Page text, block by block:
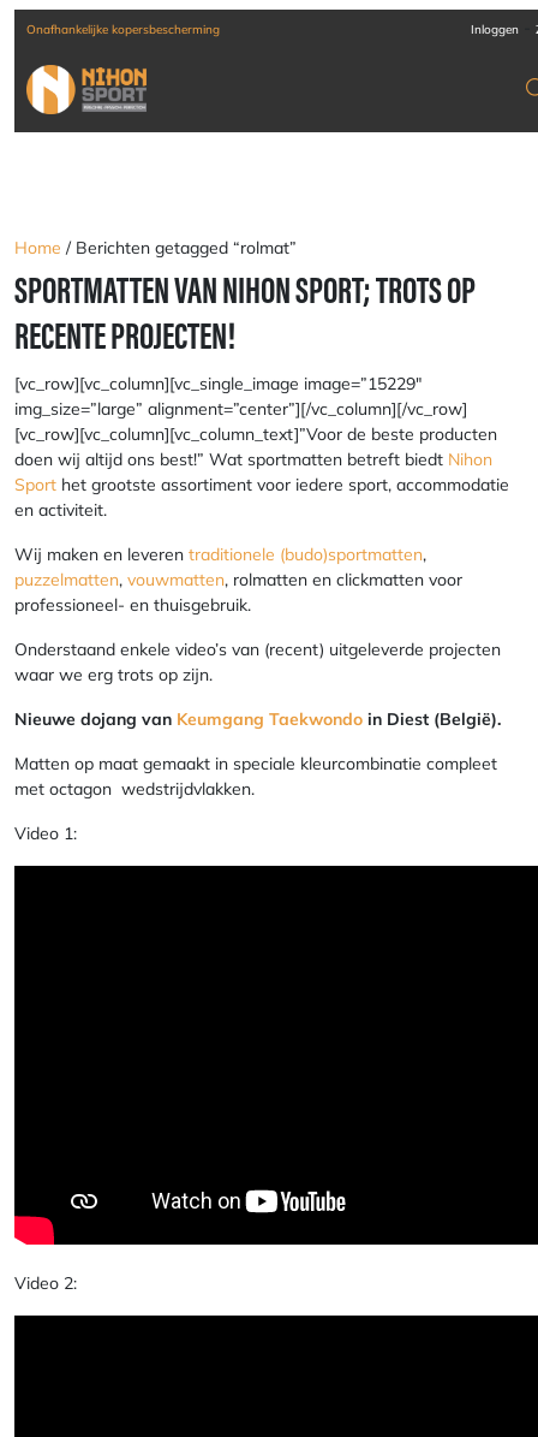
kopersbescherming Inloggen
Home / Berichten getagged “rolmat”
SPORTMATTEN VAN NIHON SPORT; TROTS OP
RECENTE PROJECTEN!
[vc_row][vc_column][vc_single_image image=”15229″
img_size=”large” alignment=”center”][/vc_column][/vc_row]
[vc_row][vc_column][vc_column_text]”Voor de beste producten
doen wij altijd ons best!” Wat sportmatten betreft biedt Nihon
Sport het grootste assortiment voor iedere sport, accommodatie
en activiteit.
Wij maken en leveren traditionele (budo)sportmatten,
puzzelmatten, vouwmatten, rolmatten en clickmatten voor
professioneel- en thuisgebruik.
Onderstaand enkele video’s van (recent) uitgeleverde projecten
waar we erg trots op zijn.
Nieuwe dojang van Keumgang Taekwondo in Diest (België).
Matten op maat gemaakt in speciale kleurcombinatie compleet
met octagon wedstrijdvlakken.
Video 1:
Video 2: